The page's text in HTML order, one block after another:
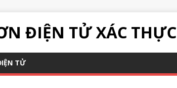
ĐIỆN TỬ XÁC THỰC
TỬ